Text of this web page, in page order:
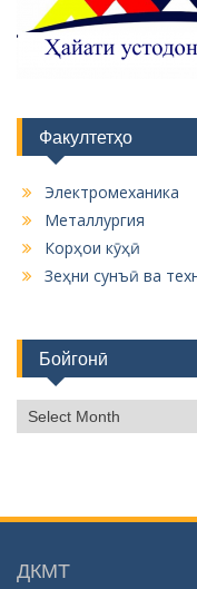
Факултетҳо
Электромеханика
Металлургия
Корҳои кӯҳӣ
Зеҳни сунъӣ ва
Бойгонӣ
о
н
ДКМТ